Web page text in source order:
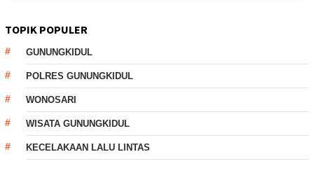
TOPIK POPULER
GUNUNGKIDUL
POLRES GUNUNGKIDUL
WONOSARI
WISATA GUNUNGKIDUL
KECELAKAAN LALU LINTAS